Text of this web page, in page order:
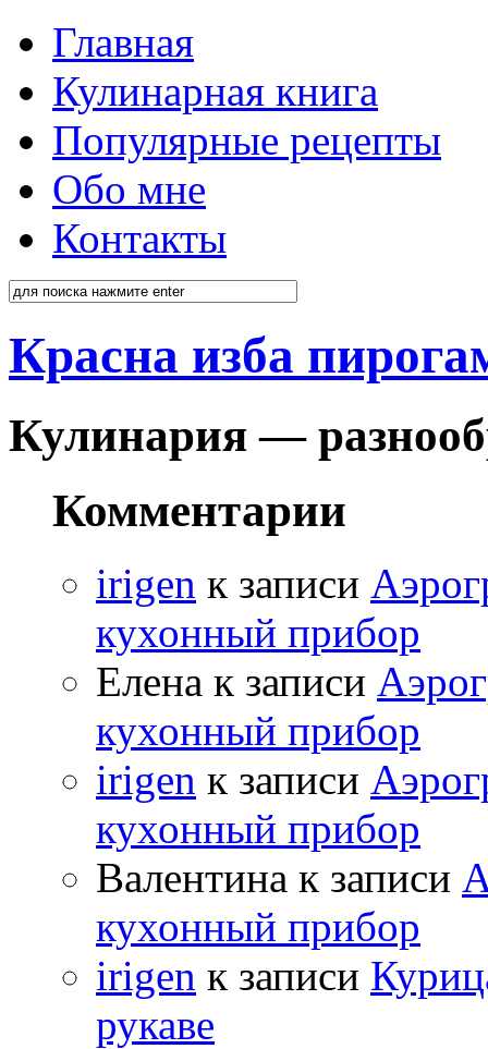
Главная
Кулинарная книга
Популярные рецепты
Обо мне
Контакты
Красна изба
Кулинария —
Комментарии
irigen к записи
кухонный прибор
Елена к записи
кухонный прибор
irigen к записи
кухонный прибор
Валентина к записи
кухонный прибор
irigen к записи
рукаве